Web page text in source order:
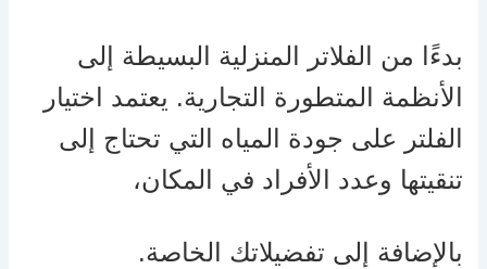
بدءًا من الفلاتر المنزلية البسيطة إلى
الأنظمة المتطورة التجارية. يعتمد اختيار
الفلتر على جودة المياه التي تحتاج إلى
تنقيتها وعدد الأفراد في المكان،
بالإضافة إلى تفضيلاتك الخاصة.